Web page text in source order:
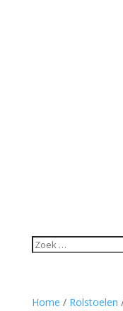
Home / Rolstoelen